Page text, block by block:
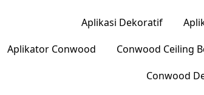
Aplikasi Dekoratif
Aplikator Conwood
Conwood Ceiling
Conwood